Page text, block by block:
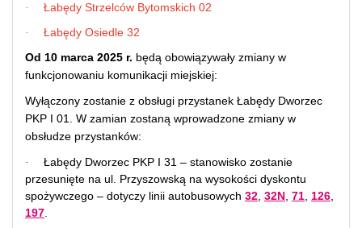
· Łabędy Strzelców Bytomskich 02
·
Łabędy Osiedle 32
Od 10 marca 2025 r. będą obowiązywały zmiany w
funkcjonowaniu komunikacji miejskiej:
Wyłączony zostanie z obsługi przystanek Łabędy Dworzec
PKP I 01. W zamian zostaną wprowadzone zmiany w
obsłudze przystanków:
·
Łabędy Dworzec PKP I 31 – stanowisko zostanie
przesunięte na ul. Przyszowską na wysokości dyskontu
spożywczego – dotyczy linii autobusowych 32 32N 71 126
197